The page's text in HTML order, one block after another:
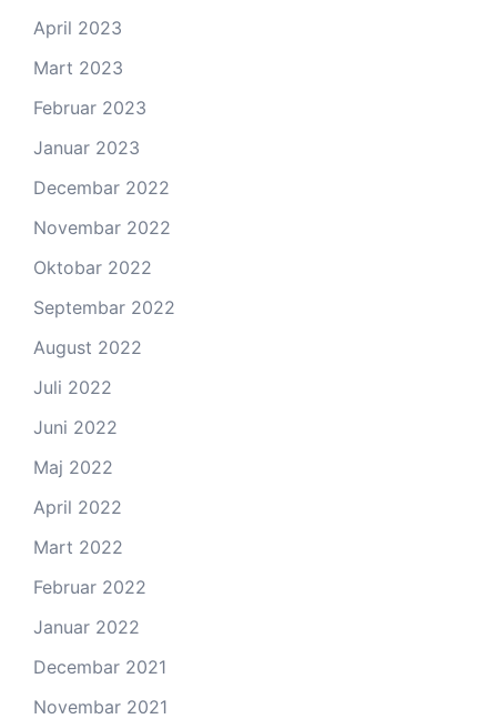
April 2023
Mart 2023
Februar 2023
Januar 2023
Decembar 2022
Novembar 2022
Oktobar 2022
Septembar 2022
August 2022
Juli 2022
Juni 2022
Maj 2022
April 2022
Mart 2022
Februar 2022
Januar 2022
Decembar 2021
Novembar 2021